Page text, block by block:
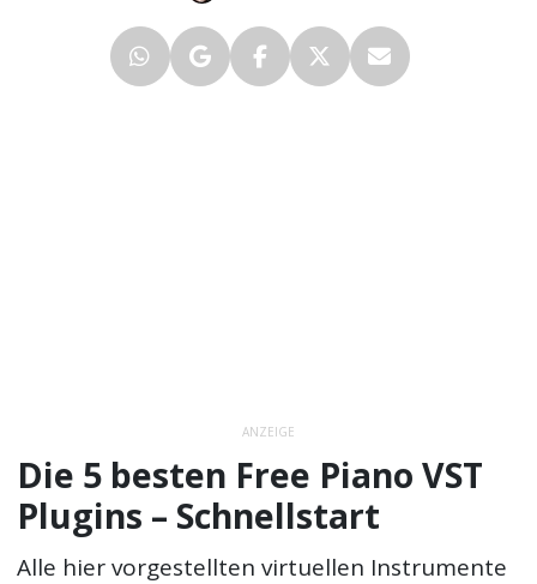
ANZEIGE
Die 5 besten Free Piano VST
Plugins – Schnellstart
Alle hier vorgestellten virtuellen Instrumente